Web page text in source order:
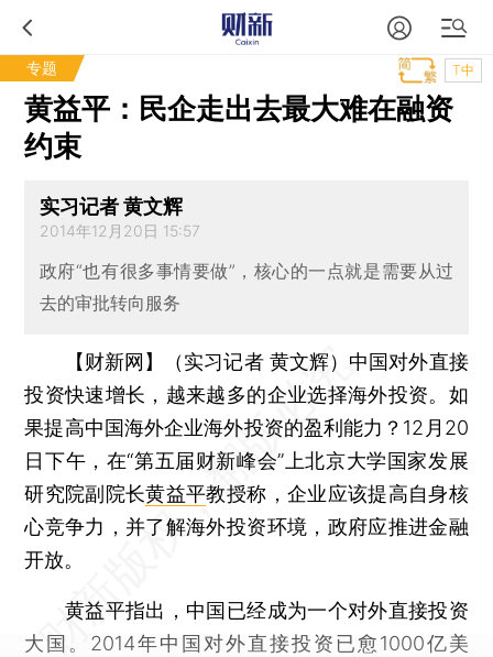
专题 T中
黄益平：民企走出去最大难在融资
约束
实习记者 黄文辉
2014年12月20日 15:57
政府“也有很多事情要做”，核心的一点就是需要从过
去的审批转向服务
【财新网】（实习记者 黄文辉） 中国对外直接
投资快速增长，越来越多的企业选择海外投资。如
果提高中国海外企业海外投资的盈利能力？12月20
日下午，在“第五届财新峰会”上北京大学国家发展
研究院副院长黄益平教授称，企业应该提高自身核
心竞争力，并了解海外投资环境，政府应推进金融
开放。
黄益平指出，中国已经成为一个对外直接投资
大国。2014年中国对外直接投资已愈1000亿美